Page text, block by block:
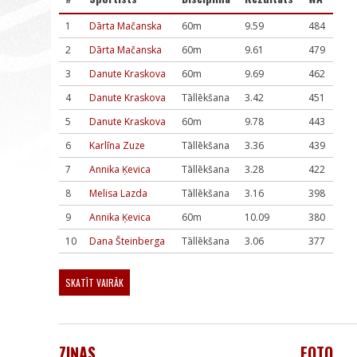
1 Dārta Mačanska 60m 9.59
484
2
Dārta Mačanska 60m 9.61
479
3
Danute Kraskova 60m 9.69
462
4
Danute Kraskova Tāllēkšana 3.42
451
5
Danute Kraskova 60m 9.78
443
6
Karlīna Zuze Tāllēkšana 3.36
439
7
Annika Ķevica Tāllēkšana 3.28
422
8
Melisa Lazda Tāllēkšana 3.16
398
9
Annika Ķevica 60m 10.09
380
10
Dana Šteinberga Tāllēkšana 3.06 377
SKATĪT VAIRĀK